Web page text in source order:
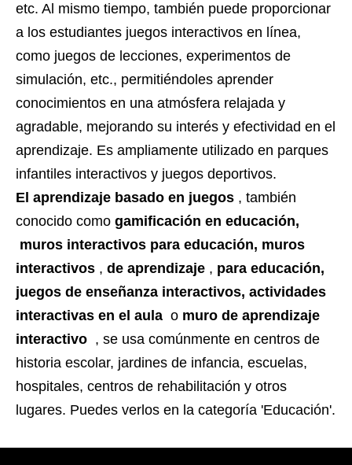
etc. Al mismo tiempo, también puede proporcionar
a los estudiantes juegos interactivos en línea,
como juegos de lecciones, experimentos de
simulación, etc., permitiéndoles aprender
conocimientos en una atmósfera relajada y
agradable, mejorando su interés y efectividad en el
aprendizaje. Es ampliamente utilizado en parques
infantiles interactivos y juegos deportivos.
El aprendizaje basado en juegos , también
conocido como gamificación en educación,
muros interactivos para educación, muros
interactivos , de aprendizaje , para educación,
juegos de enseñanza interactivos, actividades
interactivas en el aula o muro de aprendizaje
interactivo , se usa comúnmente en centros de
historia escolar, jardines de infancia, escuelas,
hospitales, centros de rehabilitación y otros
lugares. Puedes verlos en la categoría 'Educación'.